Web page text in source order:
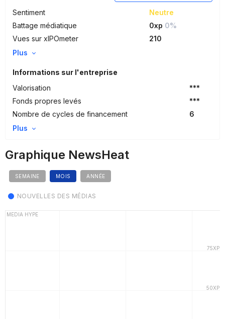
Sentiment
Neutre
Battage médiatique
0xp 0%
Vues sur xIPOmeter
210
Plus
Informations sur l'entreprise
Valorisation
***
Fonds propres levés
***
Nombre de cycles de financement
6
Plus
Graphique NewsHeat
SEMAINE MOIS ANNÉE
NOUVELLES DES MÉDIAS